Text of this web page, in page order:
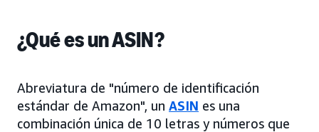
¿Qué es un ASIN?
Abreviatura de "número de identificación
estándar de Amazon", un ASIN es una
combinación única de 10 letras y números que